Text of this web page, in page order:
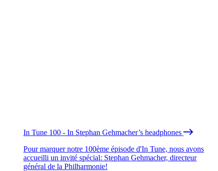
In Tune 100 - In Stephan Gehmacher’s headphones
Pour marquer notre 100ème épisode d'In Tune, nous avons
accueilli un invité spécial: Stephan Gehmacher, directeur
général de la Philharmonie!